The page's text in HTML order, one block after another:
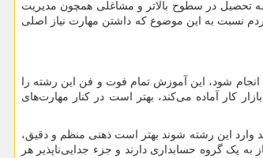
تحصیل در سطوح بالاتر و مشاغلی همچون مدیریت
نسبت به این موضوع که داشتن مهارت نیاز اصلی
شود، این آموزش تمام فوت و فن این رشته را
کار آماده می‌کند، بهتر است در کنار مهارت‌های
وارد این رشته شوند بهتر است ذهنی منظم و دقیق،
یک گروه حسابداری دارند و جزء جدایی‌ناپذیر هر